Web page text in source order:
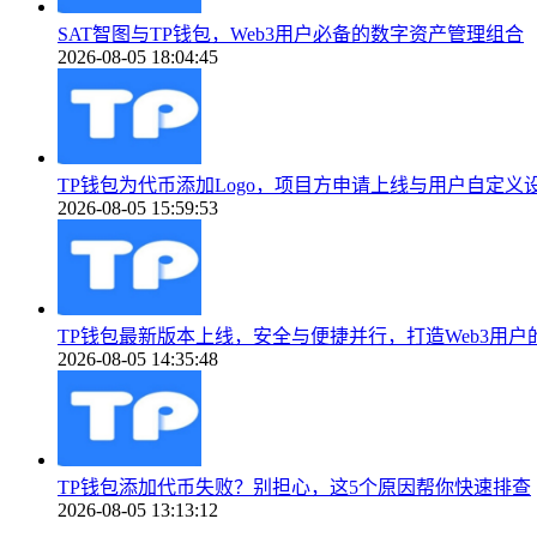
SAT智图与TP钱包，Web3用户必备的数字资产管理组合
2026-08-05 18:04:45
TP钱包为代币添加Logo，项目方申请上线与用户自定义
2026-08-05 15:59:53
TP钱包最新版本上线，安全与便捷并行，打造Web3用户
2026-08-05 14:35:48
TP钱包添加代币失败？别担心，这5个原因帮你快速排查
2026-08-05 13:13:12